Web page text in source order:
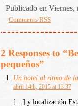
Publicado en Viernes,
Comments RSS
2 Responses to
pequeños”
Un hotel al ritmo de
abril 14th, 2015 at 13:37
[…] y localización